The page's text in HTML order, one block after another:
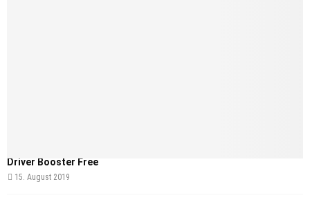
Driver Booster Free
15. August 2019